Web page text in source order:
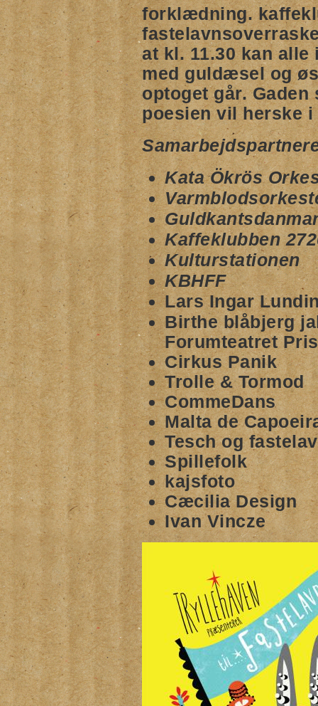
forklædning.
at kl.11.30kan alle
med guldæsel og
optoget går.
poesien vil herske i
Kata Ökrös
Kaffeklubben
Kulturstationen
KBHFF
Lars Ingar
Birthe blåbjerg
Forumteatret
Cirkus Panik
Trolle & Tormod
CommeDans
Malta de
Tesch og
Spillefolk
kajsfoto
Cæcilia Design
Ivan Vincze